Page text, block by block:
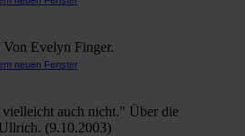
Evelyn Finger.
neuen Fenster
auch nicht." Über die
(9.10.2003)